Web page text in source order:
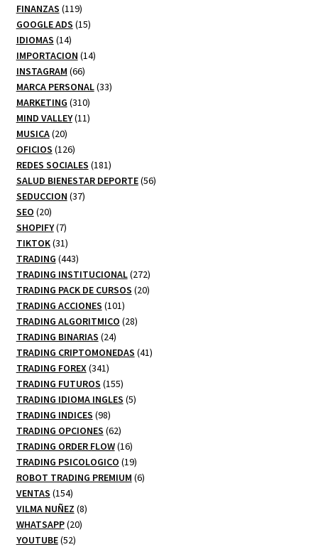
productos
FINANZAS 119119
productos
GOOGLE ADS 1515
IDIOMAS 1414
productos
IMPORTACION 1414
INSTAGRAM 6666
productos
MARCA PERSONAL 3333
MARKETING 310310
productos
MIND VALLEY 1111
MUSICA 2020
productos
OFICIOS 126126
productos
REDES SOCIALES 181181
productos
SALUD BIENESTAR DEPORTE 5656
SEDUCCION 3737
SEO 2020
productos
SHOPIFY 77
productos
TIKTOK 3131
productos
TRADING 443443
productos
TRADING INSTITUCIONAL 272272
productos
TRADING PACK DE CURSOS 2020
TRADING ACCIONES 101101
productos
TRADING ALGORITMICO 2828
TRADING BINARIAS 2424
productos
TRADING CRIPTOMONEDAS 4141
TRADING FOREX 341341
productos
TRADING FUTUROS 155155
productos
TRADING IDIOMA INGLES 55
TRADING INDICES 9898
productos
TRADING OPCIONES 6262
productos
TRADING ORDER FLOW 1616
productos
TRADING PSICOLOGICO 1919
productos
ROBOT TRADING PREMIUM 66
VENTAS 154154
productos
VILMA NUÑEZ 88
WHATSAPP 2020
YOUTUBE 5252